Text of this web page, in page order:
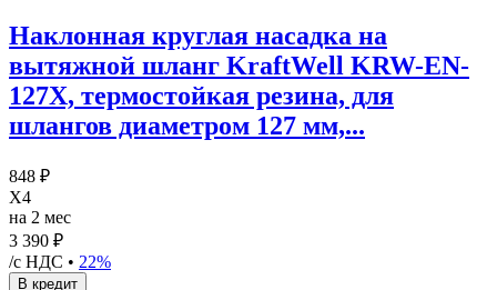
Наклонная круглая насадка на
вытяжной шланг KraftWell KRW-EN-
127X, термостойкая резина, для
шлангов диаметром 127 мм,...
848 ₽
X4
на 2 мес
3 390 ₽
/с НДС • 22%